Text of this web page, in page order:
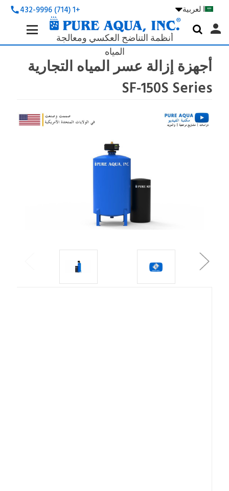
call +1 (714) 432-9996 ا لعربية
أنظمة التناضح العكسي ومعالجة
المياه
Search
Keyword:
 person
أجهزة إزالة عسر المياه التجارية
SF-150S Series